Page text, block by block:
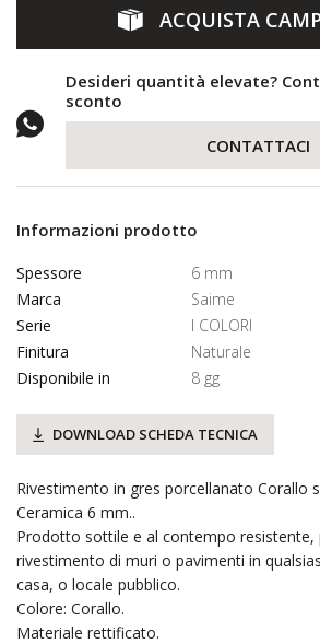
ACQUISTA
Desideri quantità elevate?
sconto
CONTATTACI
Informazioni prodotto
Spessore
6 mm
Marca
Saime
Serie
I COLORI
Finitura
Naturale
Disponibile in
8 gg
DOWNLOAD SCHEDA TECNICA
Rivestimento in gres porcellanato Corallo
Ceramica 6 mm..
Prodotto sottile e al contempo resistente,
rivestimento di muri o pavimenti in
casa, o locale pubblico.
Colore: Corallo.
Materiale rettificato.